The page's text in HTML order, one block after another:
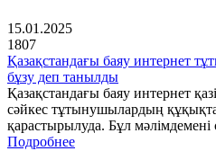
15.01.2025
1807
Қазақстандағы баяу интернет
бұзу деп танылды
Қазақстандағы баяу интернет
сәйкес тұтынушылардың
қарастырылуда. Бұл мәлімдемені
Подробнее